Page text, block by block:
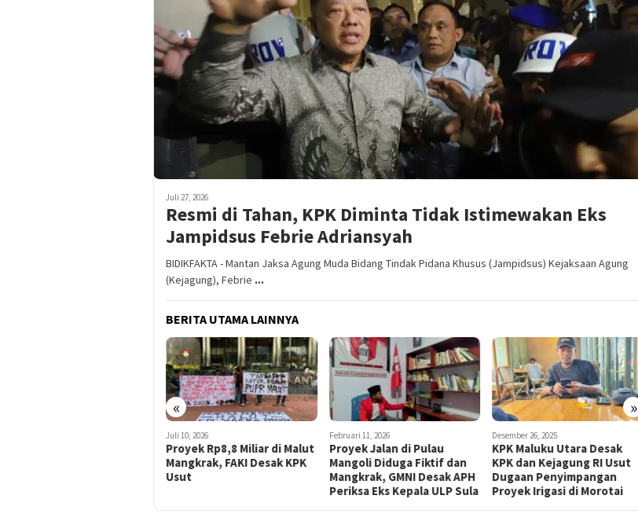
Juli 27, 2026
Resmi di Tahan, KPK Diminta Tidak Istimewakan Eks
Jampidsus Febrie Adriansyah
BIDIKFAKTA - Mantan Jaksa Agung Muda Bidang Tindak Pidana Khusus (Jampidsus) Kejaksaan Agung
(Kejagung), Febrie ...
BERITA UTAMA LAINNYA
« »
Februari 11, 2026
Proyek Jalan di Pulau
Mangoli Diduga Fiktif dan
Mangkrak, GMNI Desak APH
Desember 26, 2025
KPK Maluku Utara Desak
KPK dan Kejagung RI Usut
Dugaan Penyimpangan
Proyek Irigasi di Morotai
Oktober 13, 2025
KPHN Desak KPK Periksa
Ahmad Purbaya, Pansel
Diminta Diskualifikasi dari
Calon Dirjen Imigrasi